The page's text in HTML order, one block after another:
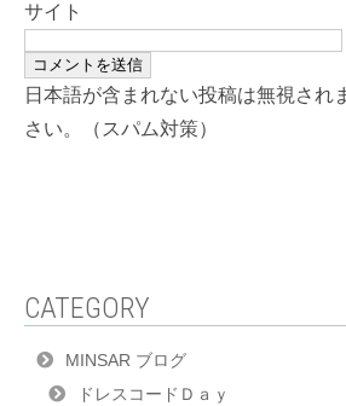
サイト
日本語が含まれない投稿は無視され
さい。（スパム対策）
CATEGORY
MINSAR ブログ
ドレスコードＤａｙ